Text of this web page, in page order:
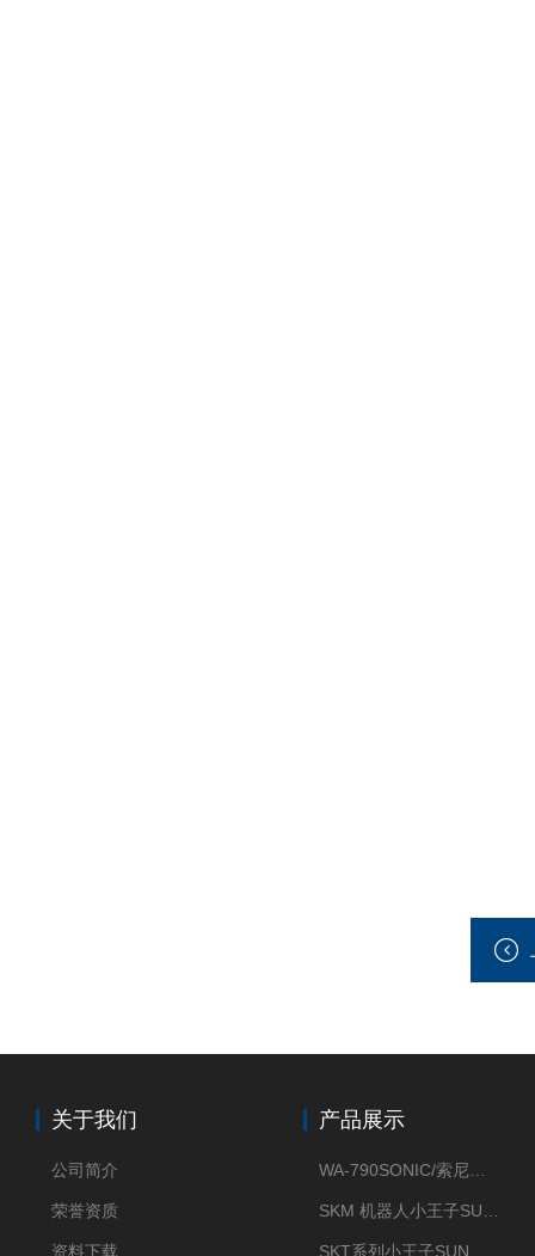
关于我们
公司简介
荣誉资质
资料下载
产品展示